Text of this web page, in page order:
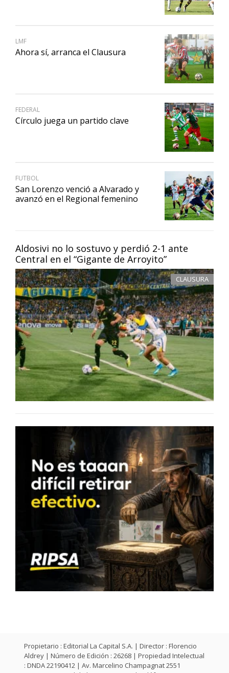
Aldosivi no lo sostuvo y perdió 2-1 ante
Central en el “Gigante de Arroyito”
CLAUSURA
LMF
Ahora sí, arranca el Clausura
FEDERAL
Círculo juega un partido clave
FUTBOL
San Lorenzo venció a Alvarado y
avanzó en el Regional femenino
Propietario : Editorial La Capital S.A. | Director : Florencio
Aldrey | Número de Edición : 26268 | Propiedad Intelectual
: DNDA 22190412 | Av. Marcelino Champagnat 2551